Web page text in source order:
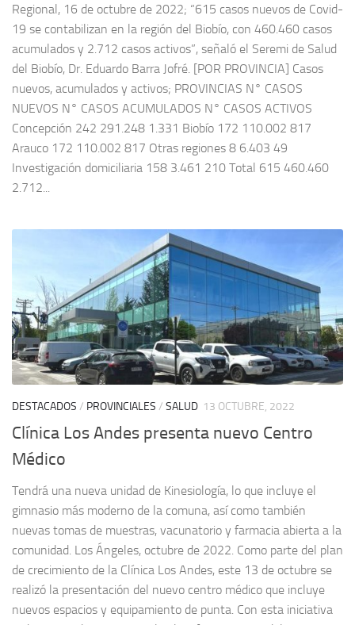
Regional, 16 de octubre de 2022; “615 casos nuevos de Covid-
19 se contabilizan en la región del Biobío, con 460.460 casos
acumulados y 2.712 casos activos”, señaló el Seremi de Salud
del Biobío, Dr. Eduardo Barra Jofré. [POR PROVINCIA] Casos
nuevos, acumulados y activos; PROVINCIAS N° CASOS
NUEVOS N° CASOS ACUMULADOS N° CASOS ACTIVOS
Concepción 242 291.248 1.331 Biobío 172 110.002 817
Arauco 172 110.002 817 Otras regiones 8 6.403 49
Investigación domiciliaria 158 3.461 210 Total 615 460.460
2.712...
DESTACADOS / PROVINCIALES / SALUD 13 OCTUBRE, 2022
Clínica Los Andes presenta nuevo Centro
Médico
Tendrá una nueva unidad de Kinesiología, lo que incluye el
gimnasio más moderno de la comuna, así como también
nuevas tomas de muestras, vacunatorio y farmacia abierta a la
comunidad. Los Ángeles, octubre de 2022. Como parte del plan
de crecimiento de la Clínica Los Andes, este 13 de octubre se
realizó la presentación del nuevo centro médico que incluye
nuevos espacios y equipamiento de punta. Con esta iniciativa